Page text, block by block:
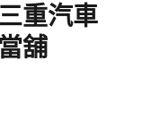
重汽車
舖